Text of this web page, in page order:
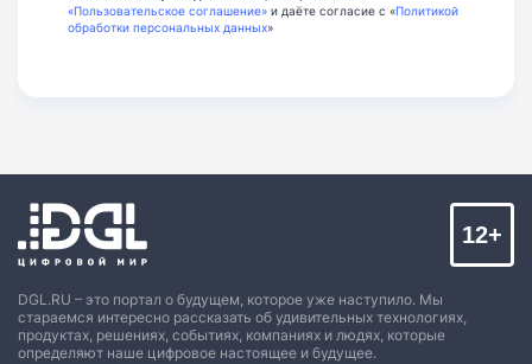
«Пользовательское соглашение» и даёте согласие с «Политикой
обработки персональных данных»
DGL.RU – это портал о будущем, которое уже наступило. Мы
стараемся интересно рассказать об удивительных технологиях,
продуктах, решениях, событиях, компаниях и людях, которые
определяют наше цифровое настоящее и будущее.
12+